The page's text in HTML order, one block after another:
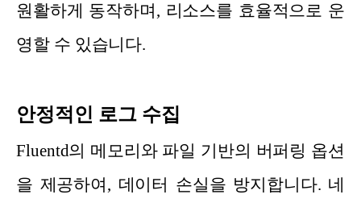
원활하게 동작하며, 리소스를 효율적으로 운
영할 수 있습니다.
안정적인 로그 수집
Fluentd의 메모리와 파일 기반의 버퍼링 옵션
을 제공하여, 데이터 손실을 방지합니다. 네